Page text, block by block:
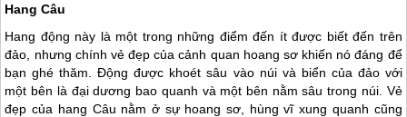
Hang Câu
Hang động này là một trong những điểm đến ít được biết đến trên
đảo, nhưng chính vẻ đẹp của cảnh quan hoang sơ khiến nó đáng để
bạn ghé thăm. Động được khoét sâu vào núi và biển của đảo với
một bên là đại dương bao quanh và một bên nằm sâu trong núi. Vẻ
đẹp của hang Câu nằm ở sự hoang sơ, hùng vĩ xung quanh cũng